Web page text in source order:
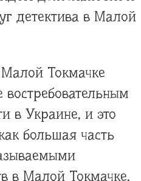
детектива в Малой
Токмачке
востребовательным
в Украине, и это
большая часть
в Малой Токмачке,